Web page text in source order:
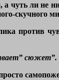
а чуть ли не
скучного
против
сюжет”.